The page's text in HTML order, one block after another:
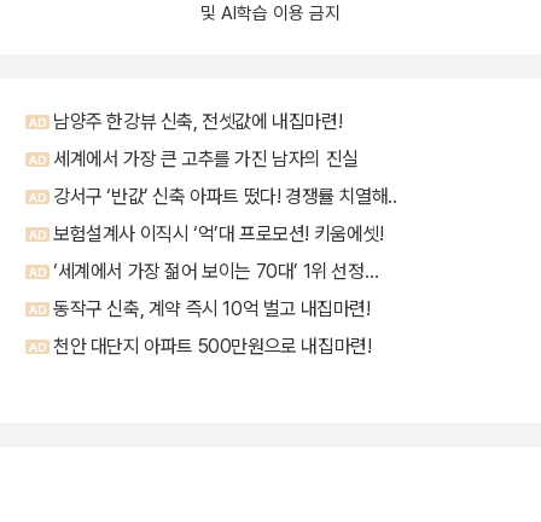
및 AI학습 이용 금지